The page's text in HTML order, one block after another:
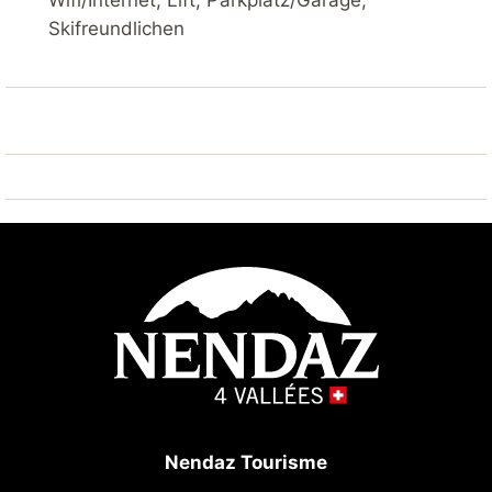
Einkaufsgeschäft 10 m, Bushaltestelle "Haute-
20.5 km. Golfplatz (18 Loch) 25 km, Tennis 7 km,
Kinderspielplatz 10 m. Bekannte Skigebiete sind gut
erreichbar: 4 Vallées 10 m. Wandergebiete: Barrage
Saxon 200 m. Bitte beachten: Weitere Unterkünfte
sind buchbar. Heizung nur im Winter möglich.
Sportgeschäfte / Skiverleih.
Skifreundlichen
Nendaz Tourisme